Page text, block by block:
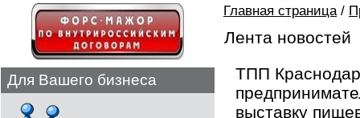
Для Вашего бизнеса
Главная страница/
Лента новостей
ТПП
выставку